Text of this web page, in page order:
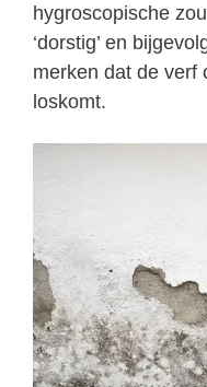
hygroscopische
‘dorstig’ en
merken dat de verf
loskomt.